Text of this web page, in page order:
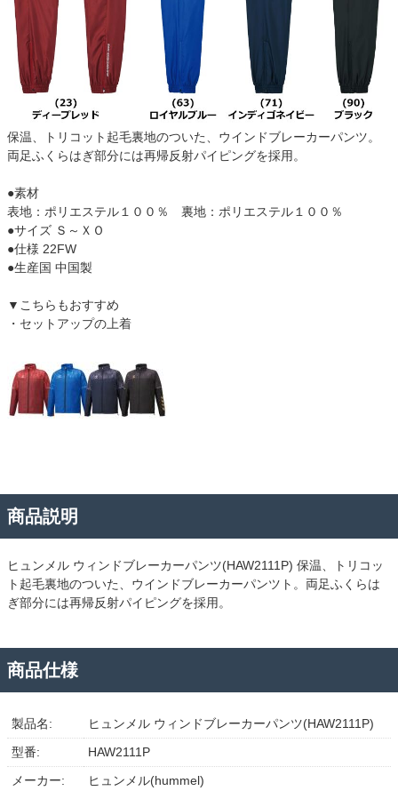
保温、トリコット起毛裏地のついた、ウインドブレーカーパンツ。
両足ふくらはぎ部分には再帰反射パイピングを採用。
●素材
表地：ポリエステル１００％ 裏地：ポリエステル１００％
●サイズ Ｓ～ＸＯ
●仕様 22FW
●生産国 中国製
▼こちらもおすすめ
・セットアップの上着
商品説明
ヒュンメル ウィンドブレーカーパンツ(HAW2111P) 保温、トリコッ
ト起毛裏地のついた、ウインドブレーカーパンツト。両足ふくらは
ぎ部分には再帰反射パイピングを採用。
商品仕様
製品名:
ヒュンメル ウィンドブレーカーパンツ(HAW2111P)
型番:
HAW2111P
メーカー:
ヒュンメル(hummel)